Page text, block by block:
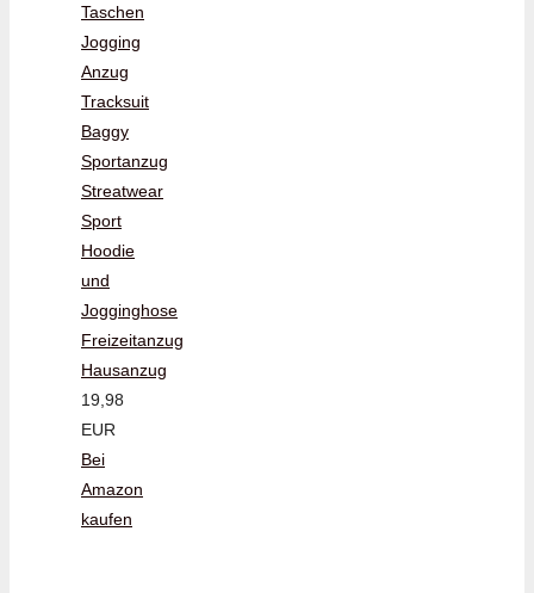
Taschen
Jogging
Anzug
Tracksuit
Baggy
Sportanzug
Streatwear
Sport
Hoodie
und
Jogginghose
Freizeitanzug
Hausanzug
19,98
EUR
Bei
Amazon
kaufen